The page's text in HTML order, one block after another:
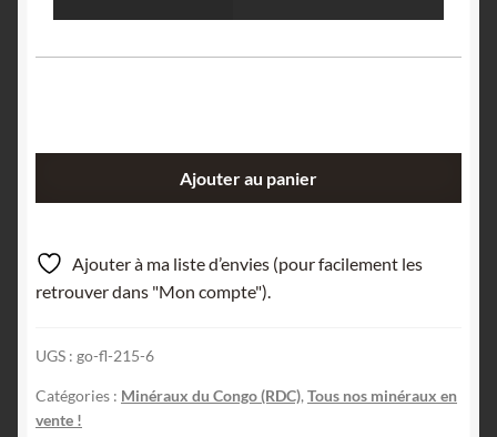
Musonoï,
Katanga,
République
du
Congo.
Ajouter au panier
Ajouter à ma liste d’envies (pour facilement les
retrouver dans "Mon compte").
UGS : go-fl-215-6
Catégories : Minéraux du Congo (RDC), Tous nos minéraux en
vente !